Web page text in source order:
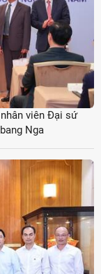
viên Đại sứ
Nga